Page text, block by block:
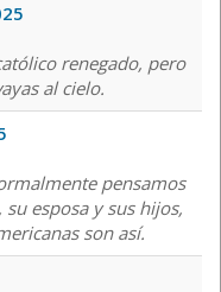
renegado, pero
al cielo.
pensamos
esposa y sus hijos,
son así.